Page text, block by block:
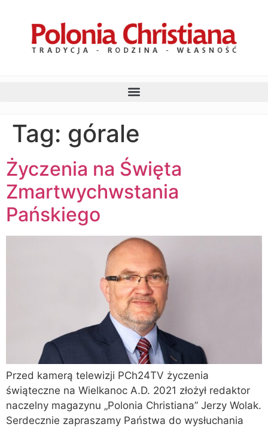
Tag: górale
Życzenia na Święta
Zmartwychwstania
Pańskiego
Przed kamerą telewizji PCh24TV życzenia
świąteczne na Wielkanoc A.D. 2021 złożył redaktor
naczelny magazynu „Polonia Christiana” Jerzy Wolak.
Serdecznie zapraszamy Państwa do wysłuchania